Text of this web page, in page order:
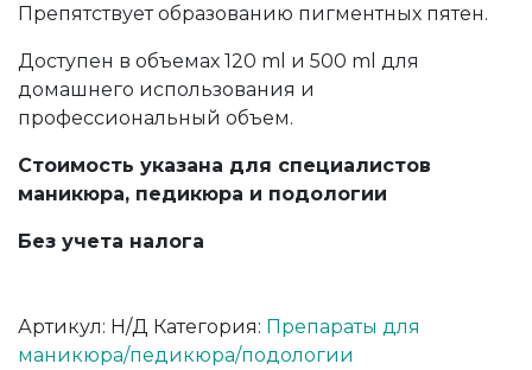
Препятствует образованию пигментных пятен.
Доступен в объемах 120 ml и 500 ml для
домашнего использования и
профессиональный объем.
Стоимость указана для специалистов
маникюра, педикюра и подологии
Без учета налога
Артикул: Н/Д Категория: Препараты для
маникюра/педикюра/подологии